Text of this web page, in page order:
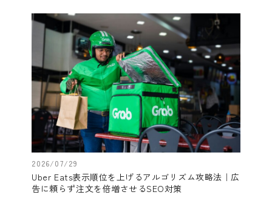
2026/07/29
Uber Eats表示順位を上げるアルゴリズム攻略法｜広
告に頼らず注文を倍増させるSEO対策